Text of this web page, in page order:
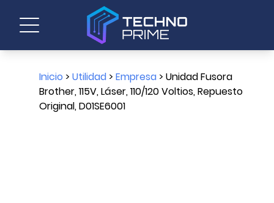
Inicio > Utilidad> Empresa> Unidad Fusora
Brother, 115V, Láser, 110/120 Voltios, Repuesto
Original, D01SE6001